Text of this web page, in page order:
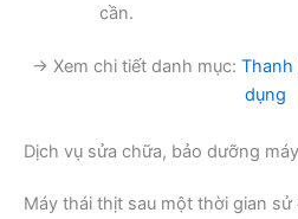
cần.
→ Xem chi tiết danh mục: Thanh
dụng
Dịch vụ sửa chữa, bảo dưỡng
Máy thái thịt sau một thời gian